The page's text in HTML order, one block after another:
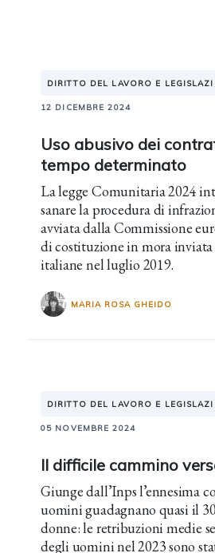
DIRITTO DEL LAVORO E
12 DICEMBRE 2024
Uso abusivo dei
tempo determinato
La legge Comunitaria 2024
sanare la procedura di
avviata dalla Commissione
di costituzione in mora
italiane nel luglio 2019.
MARIA ROSA GHEIDO
DIRITTO DEL LAVORO E
05 NOVEMBRE 2024
Il difficile cammino
Giunge dall’Inps l’ennesima
uomini guadagnano quasi il
donne: le retribuzioni medie
degli uomini nel 2023 sono